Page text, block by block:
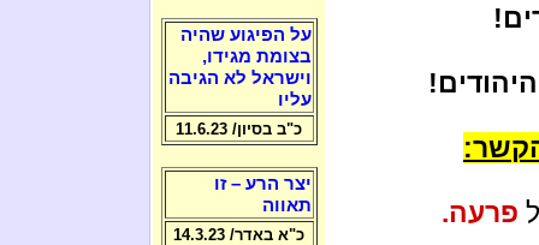
פרעה.
על הפיגוע שהיה
בצומת מגידו,
וישראל לא הגיבה
עליו
כ"ב בסיון/ 11.6.23
יצר הרע – זו
תאווה
כ"א באדר/ 14.3.23